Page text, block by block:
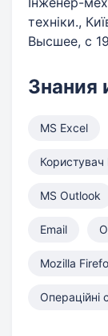
техніки.,
Высшее, с
Знания
MS Excel
MS Outlook
Email
Mozilla
Операційні